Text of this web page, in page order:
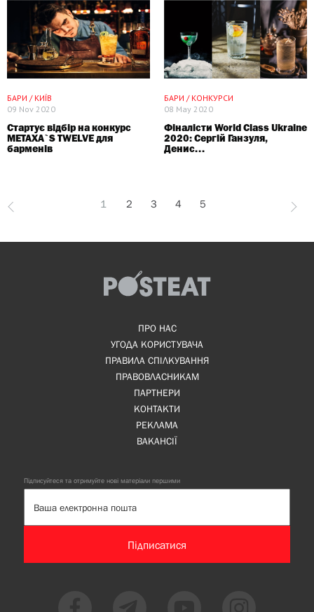
ПАРТНЕРСЬКИЙ МАТЕРІАЛ
БАРИ / КИЇВ
09 Nov 2020
Стартує відбір на конкурс
METAXA`S TWELVE для
барменів
СПЕЦПРОЕКТ
БАРИ / КОНКУРСИ
08 May 2020
Фіналісти World Class Ukraine
2020: Сергій Ганзуля,
Денис...
1 2 3 4 5
ПРО НАС
УГОДА КОРИСТУВАЧА
ПРАВИЛА СПІЛКУВАННЯ
ПРАВОВЛАСНИКАМ
ПАРТНЕРИ
КОНТАКТИ
РЕКЛАМА
ВАКАНСІЇ
Підписуйтеся та отримуйте нові матеріали першими
Підписатися